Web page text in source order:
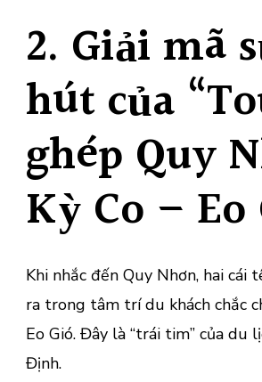
2. Giải mã
hút của
ghép Quy
Kỳ Co – Eo
Khi nhắc đến Quy Nhơn, hai
ra trong tâm trí du khách chắc
Eo Gió. Đây là “trái tim” của du
Định.